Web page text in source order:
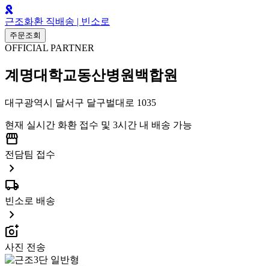
근조화환 직배송 | 빈소로
주문조회
OFFICIAL PARTNER
계명대학교동산병원백합원
대구광역시 달서구 달구벌대로 1035
현재 실시간 화환 접수 및 3시간 내 배송 가능
storefront
전담팀 접수
chevron_right
local_shipping
빈소로 배송
chevron_right
add_a_photo
사진 전송